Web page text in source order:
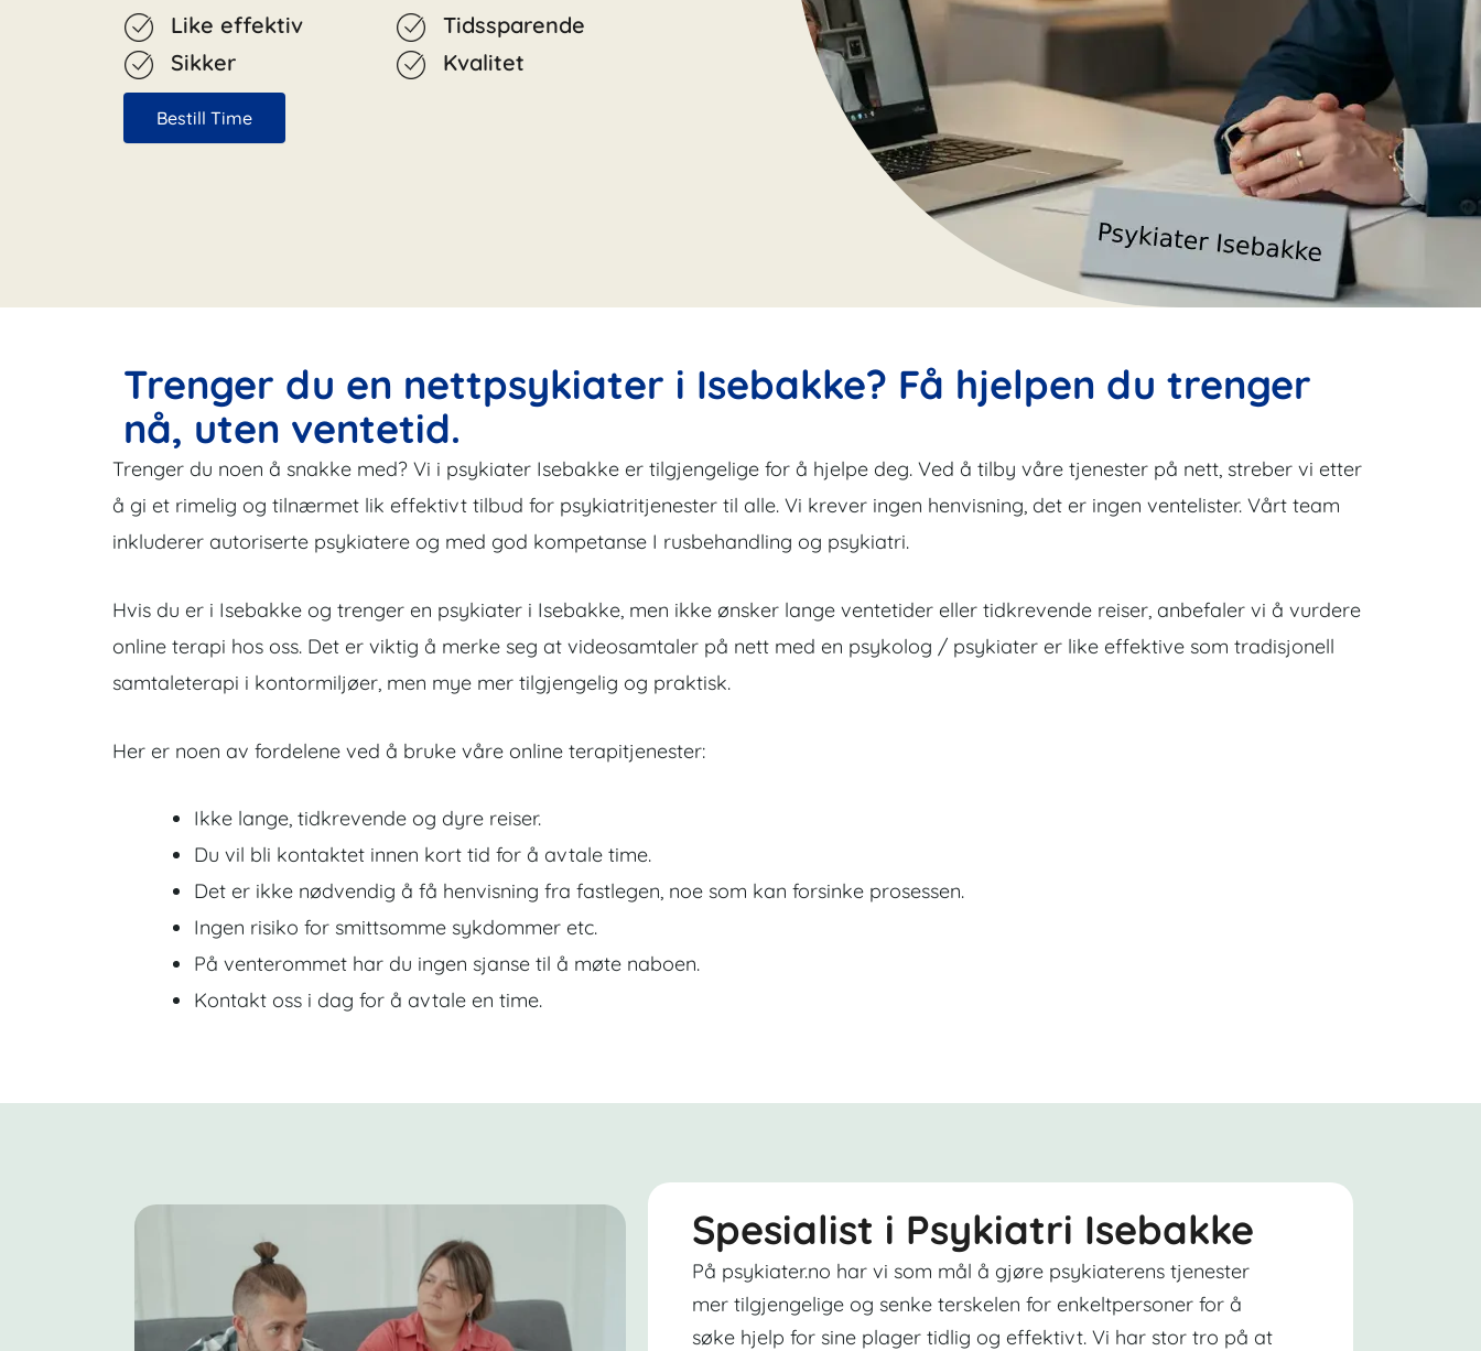
Like effektiv
Tidssparende
Sikker
Kvalitet
Bestill Time
Trenger du en nettpsykiater i Isebakke? Få hjelpen du trenger
nå, uten ventetid.
Trenger du noen å snakke med? Vi i psykiater Isebakke er tilgjengelige for å hjelpe deg. Ved å tilby våre tjenester på nett, streber vi etter
å gi et rimelig og tilnærmet lik effektivt tilbud for psykiatritjenester til alle. Vi krever ingen henvisning, det er ingen ventelister. Vårt team
inkluderer autoriserte psykiatere og med god kompetanse I rusbehandling og psykiatri.
Hvis du er i Isebakke og trenger en psykiater i Isebakke, men ikke ønsker lange ventetider eller tidkrevende reiser, anbefaler vi å vurdere
online terapi hos oss. Det er viktig å merke seg at videosamtaler på nett med en psykolog / psykiater er like effektive som tradisjonell
samtaleterapi i kontormiljøer, men mye mer tilgjengelig og praktisk.
Her er noen av fordelene ved å bruke våre online terapitjenester:
Ikke lange, tidkrevende og dyre reiser.
Du vil bli kontaktet innen kort tid for å avtale time.
Det er ikke nødvendig å få henvisning fra fastlegen, noe som kan forsinke prosessen.
Ingen risiko for smittsomme sykdommer etc.
På venterommet har du ingen sjanse til å møte naboen.
Kontakt oss i dag for å avtale en time.
Spesialist i Psykiatri Isebakke
På psykiater.no har vi som mål å gjøre psykiaterens tjenester
mer tilgjengelige og senke terskelen for enkeltpersoner for å
søke hjelp for sine plager tidlig og effektivt. Vi har stor tro på at